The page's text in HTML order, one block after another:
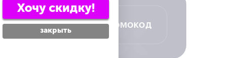
Получить промокод
Хочу скидку!
закрыть